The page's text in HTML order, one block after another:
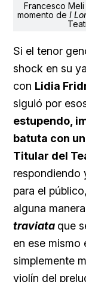
Francesco
momento de I
Si el tenor
shock en su
con Lidia
siguió por
estupendo,
batuta con
Titular del
respondiendo
para el
alguna
traviata que
en ese mismo
simplemente
violín del